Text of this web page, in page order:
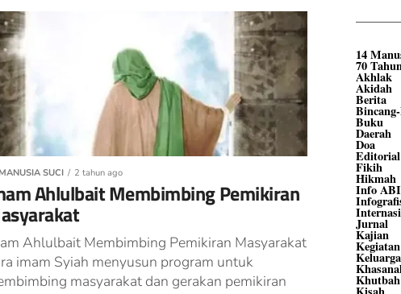
SUCI 2 tahun ago
Ahlulbait Membimbing Pemikiran
Ahlulbait Membimbing Pemikiran Masyarakat
imam Syiah menyusun program untuk
masyarakat dan gerakan pemikiran
14
70
Akhlak
Akidah
Berita
Buku
Daerah
Doa
Editorial
Fikih
Hikmah
Info ABI
Jurnal
Kajian
Keluarga
Khutbah